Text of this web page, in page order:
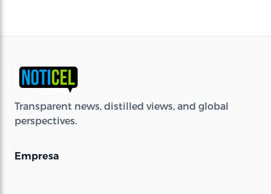
Transparent news, distilled views, and global
perspectives.
Empresa